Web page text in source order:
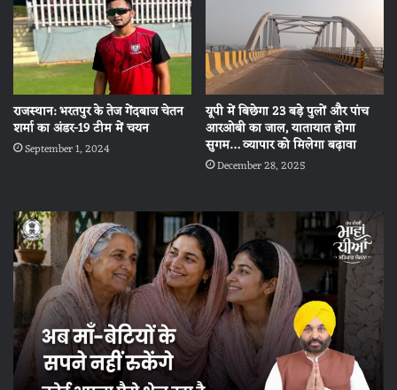
राजस्थान: भरतपुर के तेज गेंदबाज चेतन
शर्मा का अंडर-19 टीम में चयन
September 1, 2024
यूपी में बिछेगा 23 बड़े पुलों और पांच
आरओबी का जाल, यातायात होगा
सुगम… व्यापार को मिलेगा बढ़ावा
December 28, 2025